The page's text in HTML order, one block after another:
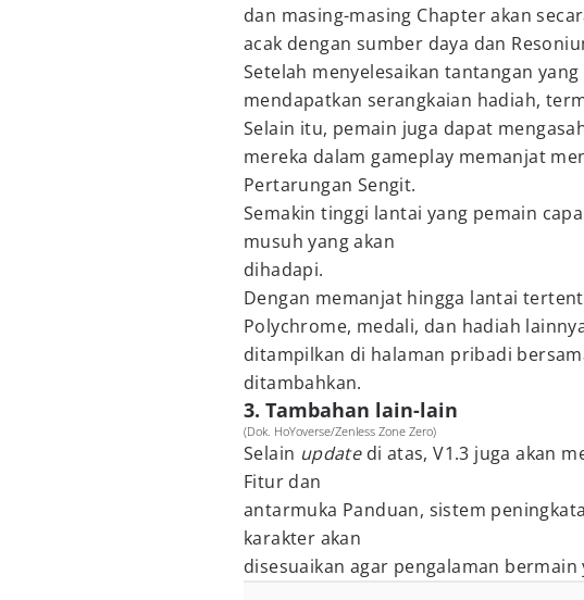
dan masing-masing Chapter akan
acak dengan sumber daya dan
Setelah menyelesaikan tantangan
mendapatkan serangkaian hadiah,
Selain itu, pemain juga dapat
mereka dalam gameplay memanjat
Pertarungan Sengit.
Semakin tinggi lantai yang pemain
musuh yang akan
dihadapi.
Dengan memanjat hingga lantai
Polychrome, medali, dan hadiah
ditampilkan di halaman pribadi
ditambahkan.
3. Tambahan lain-lain
(Dok. HoYoverse/Zenless Zone Zero)
Selain updatedi atas, V1.3 juga akan
Fitur dan
antarmuka Panduan, sistem
karakter akan
disesuaikan agar pengalaman